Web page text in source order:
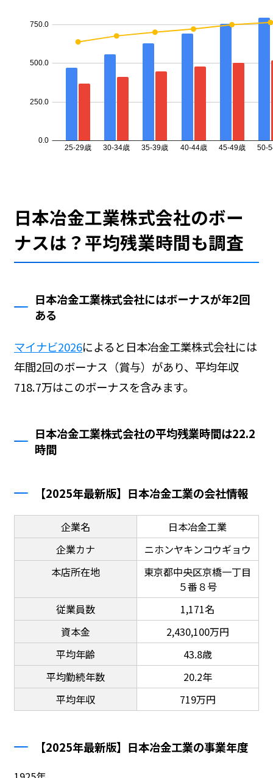
日本冶金工業株式会社のボー
ナスは？平均残業時間も調査
日本冶金工業株式会社にはボーナスが年2回
ある
マイナビ2026によると日本冶金工業株式会社には
年間2回のボーナス（賞与）があり、平均年収
718.7万はこのボーナスを含みます。
日本冶金工業株式会社の平均残業時間は22.2
時間
【2025年最新版】日本冶金工業の会社情報
企業名
日本冶金工業
企業カナ
ニホンヤキンコウギョウ
本店所在地
東京都中央区京橋一丁目
５番８号
従業員数
1,171名
資本金
2,430,100万円
平均年齢
43.8歳
平均勤続年数
20.2年
平均年収
719万円
【2025年最新版】日本冶金工業の事業年度